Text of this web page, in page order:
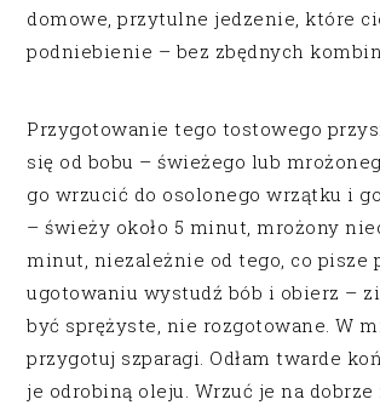
domowe, przytulne jedzenie, które
podniebienie – bez zbędnych
Przygotowanie tego tostowego
się od bobu – świeżego lub
go wrzucić do osolonego wrzątku i
– świeży około 5 minut, mrożony
minut, niezależnie od tego, co pisze
ugotowaniu wystudź bób i obierz –
być sprężyste, nie rozgotowane. W
przygotuj szparagi. Odłam twarde
je odrobiną oleju. Wrzuć je na dobrze